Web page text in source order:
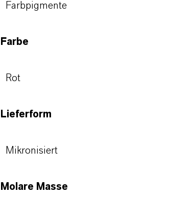
Farbpigmente
Farbe
Rot
Lieferform
Mikronisiert
Molare Masse